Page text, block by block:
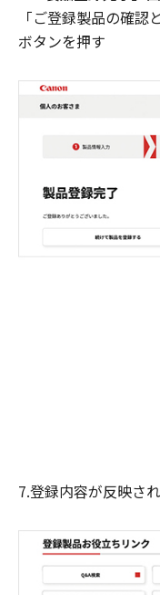
「ご登録製品の確認
ボタンを押す
7.登録内容が反映さ